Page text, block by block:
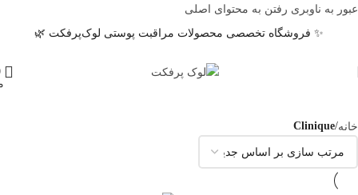
عبور به ناوبری رفتن به محتوای اصلی
✨ فروشگاه تخصصی محصولات مراقبت پوستی لوک‌پرفکت 🌿
خانه/
Clinique